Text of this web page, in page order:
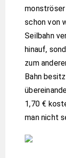
schon von
Seilbahn
hinauf,
zum
Bahn
1,70 €
man nicht